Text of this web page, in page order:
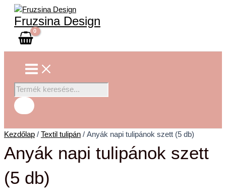
Skip
content
Fruzsina Design
Menu
Products
search
Kezdőlap / Textil tulipán / Anyák napi tulipánok szett (5 db)
Anyák napi tulipánok szett
(5 db)
Anyák
napi
tulipánok
szett
(5
mennyiség